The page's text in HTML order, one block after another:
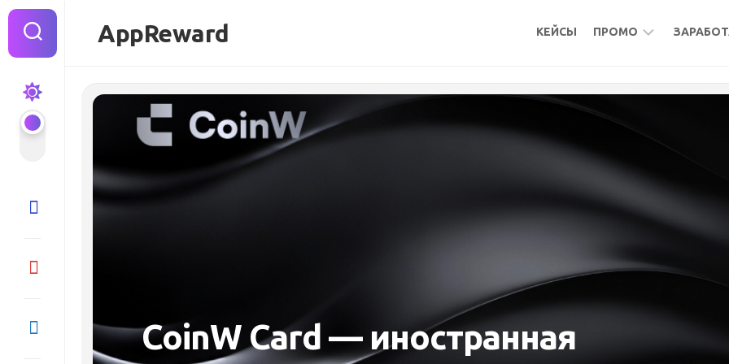
Перейти
содержанию
AppReward КЕЙСЫ ПРОМО
CoinW Card — иностранная